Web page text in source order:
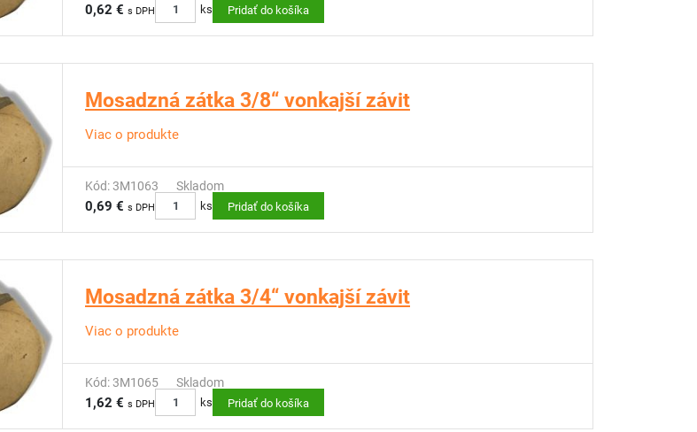
0,62 € s DPH ks Pridať do košíka
Mosadzná zátka 3/8“ vonkajší závit
Viac o produkte
Kód: 3M1063 Skladom
0,69 € s DPH ks Pridať do košíka
Mosadzná zátka 3/4“ vonkajší závit
Viac o produkte
Kód: 3M1065 Skladom
1,62 € s DPH ks Pridať do košíka